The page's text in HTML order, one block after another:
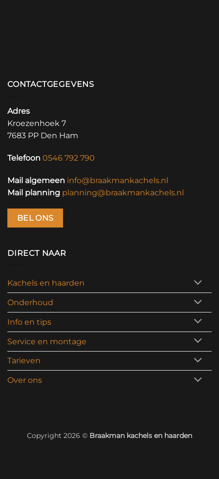
CONTACTGEGEVENS
Adres
Kroezenhoek 7
7683 PP Den Ham
Telefoon 0546 792 790
Mail algemeen info@braakmankachels.nl
Mail planning planning@braakmankachels.nl
BEL ONS
DIRECT NAAR
Kachels en haarden
Onderhoud
Info en tips
Service en montage
Tarieven
Over ons
Copyright 2026 © Braakman kachels en haarden